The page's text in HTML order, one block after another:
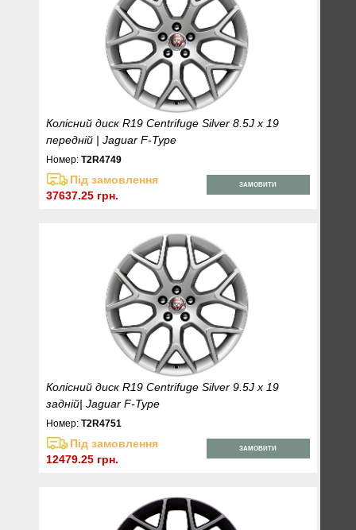
Колісний диск R19 Centrifuge Silver 8.5J x 19
передній | Jaguar F-Type
Номер:T2R4749
Під замовлення
37637.25 грн.
ЗАМОВИТИ
Колісний диск R19 Centrifuge Silver 9.5J x 19
задній| Jaguar F-Type
Номер:T2R4751
Під замовлення
12479.25 грн.
ЗАМОВИТИ